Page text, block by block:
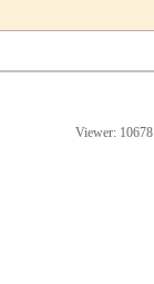
Viewer: 10678